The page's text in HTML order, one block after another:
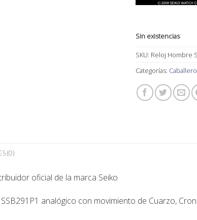
Sin existencias
SKU: Reloj Hombre
Categorías: Caballero
(0)
oficial de la marca Seiko
analógico con movimiento de Cuarzo,